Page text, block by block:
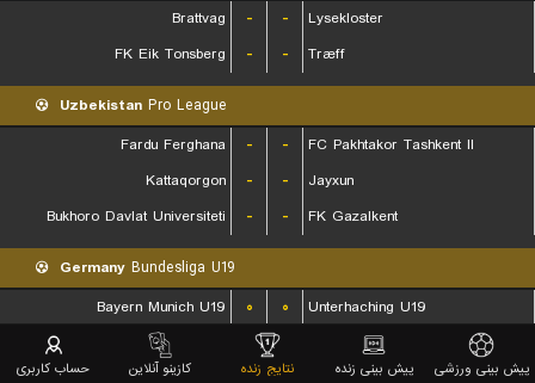
Brattvag
- -
Lysekloster
FK Eik Tonsberg
- - Træff
Uzbekistan Pro League
Fardu Ferghana
- -
FC Pakhtakor Tashkent II
Kattaqorgon
- -
Jayxun
Bukhoro Davlat Universiteti
- - FK Gazalkent
Germany Bundesliga U19
Bayern Munich U19
۰ ۰ Unterhaching U19
World Friendlies Club Matches Women پیش بینی ورزشی پیش بینی زنده نتایج زنده کازینو آنلاین حساب کاربری